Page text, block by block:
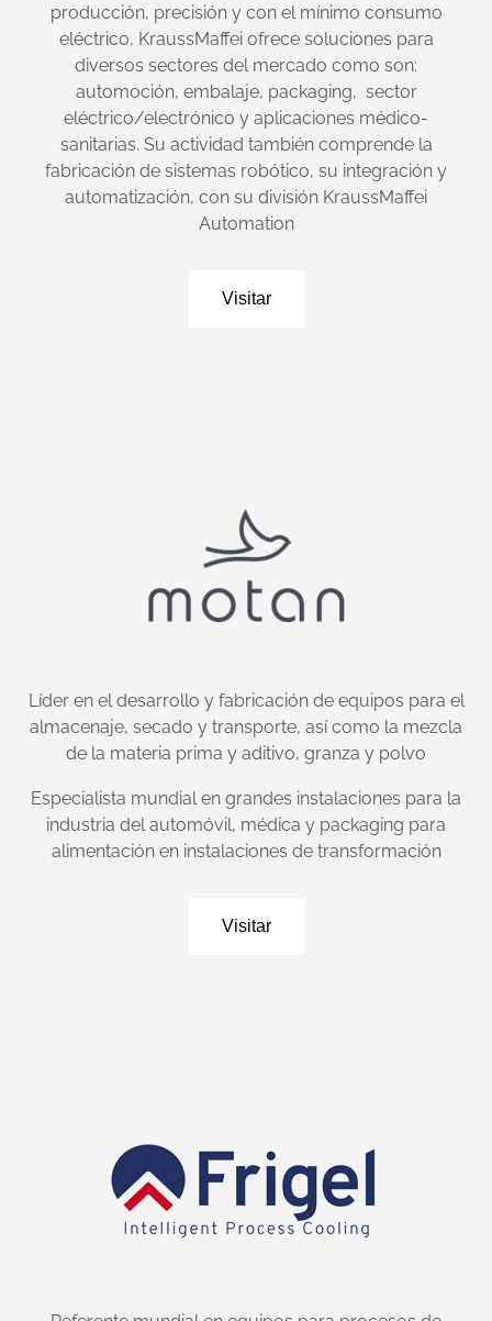
producción, precisión y con el mínimo consumo
eléctrico, KraussMaffei ofrece soluciones para
diversos sectores del mercado como son:
automoción, embalaje, packaging, sector
eléctrico/electrónico y aplicaciones médico-
sanitarias. Su actividad también comprende la
fabricación de sistemas robótico, su integración y
automatización, con su división KraussMaffei
Automation
Visitar
Líder en el desarrollo y fabricación de equipos para el
almacenaje, secado y transporte, así como la mezcla
de la materia prima y aditivo, granza y polvo
Especialista mundial en grandes instalaciones para la
industria del automóvil, médica y packaging para
alimentación en instalaciones de transformación
Visitar